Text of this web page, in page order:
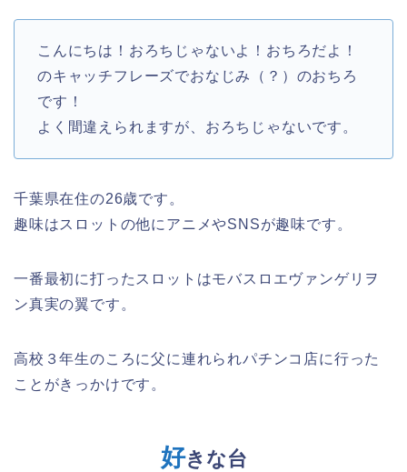
こんにちは！おろちじゃないよ！おちろだよ！
のキャッチフレーズでおなじみ（？）のおちろ
です！
よく間違えられますが、おろちじゃないです。
千葉県在住の26歳です。
趣味はスロットの他にアニメやSNSが趣味です。
一番最初に打ったスロットはモバスロエヴァンゲリヲ
ン真実の翼です。
高校３年生のころに父に連れられパチンコ店に行った
ことがきっかけです。
好きな台